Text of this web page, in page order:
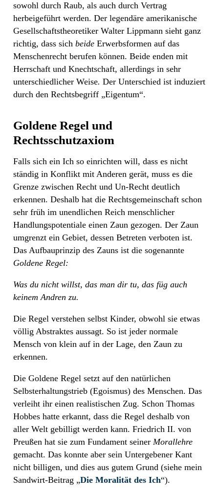
sowohl durch Raub, als auch durch Vertrag
herbeigeführt werden. Der legendäre amerikanische
Gesellschaftstheoretiker Walter Lippmann sieht ganz
richtig, dass sich beide Erwerbsformen auf das
Menschenrecht berufen können. Beide enden mit
Herrschaft und Knechtschaft, allerdings in sehr
unterschiedlicher Weise. Der Unterschied ist induziert
durch den Rechtsbegriff „Eigentum“.
Goldene Regel und
Rechtsschutzaxiom
Falls sich ein Ich so einrichten will, dass es nicht
ständig in Konflikt mit Anderen gerät, muss es die
Grenze zwischen Recht und Un-Recht deutlich
erkennen. Deshalb hat die Rechtsgemeinschaft schon
sehr früh im unendlichen Reich menschlicher
Handlungspotentiale einen Zaun gezogen. Der Zaun
umgrenzt ein Gebiet, dessen Betreten verboten ist.
Das Aufbauprinzip des Zauns ist die sogenannte
Goldene Regel:
Was du nicht willst, das man dir tu, das füg auch
keinem Andren zu.
Die Regel verstehen selbst Kinder, obwohl sie etwas
völlig Abstraktes aussagt. So ist jeder normale
Mensch von klein auf in der Lage, den Zaun zu
erkennen.
Die Goldene Regel setzt auf den natürlichen
Selbsterhaltungstrieb (Egoismus) des Menschen. Das
verleiht ihr einen realistischen Zug. Schon Thomas
Hobbes hatte erkannt, dass die Regel deshalb von
aller Welt gebilligt werden kann. Friedrich II. von
Preußen hat sie zum Fundament seiner Morallehre
gemacht. Das konnte aber sein Untergebener Kant
nicht billigen, und dies aus gutem Grund (siehe mein
Sandwirt-Beitrag „Die Moralität des Ich“).